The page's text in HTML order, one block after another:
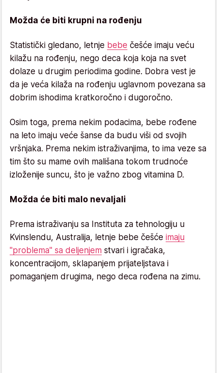
Možda će biti krupni na rođenju
Statistički gledano, letnje bebe češće imaju veću
kilažu na rođenju, nego deca koja koja na svet
dolaze u drugim periodima godine. Dobra vest je
da je veća kilaža na rođenju uglavnom povezana sa
dobrim ishodima kratkoročno i dugoročno.
Osim toga, prema nekim podacima, bebe rođene
na leto imaju veće šanse da budu viši od svojih
vršnjaka. Prema nekim istraživanjima, to ima veze sa
tim što su mame ovih mališana tokom trudnoće
izloženije suncu, što je važno zbog vitamina D.
Možda će biti malo nevaljali
Prema istraživanju sa Instituta za tehnologiju u
Kvinslendu, Australija, letnje bebe češće imaju
"problema" sa deljenjem stvari i igračaka,
koncentracijom, sklapanjem prijateljstava i
pomaganjem drugima, nego deca rođena na zimu.